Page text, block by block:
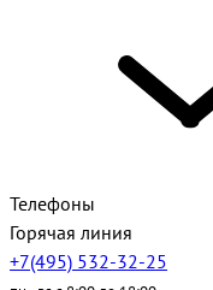
Телефоны
Горячая линия
+7(495) 532-32-25